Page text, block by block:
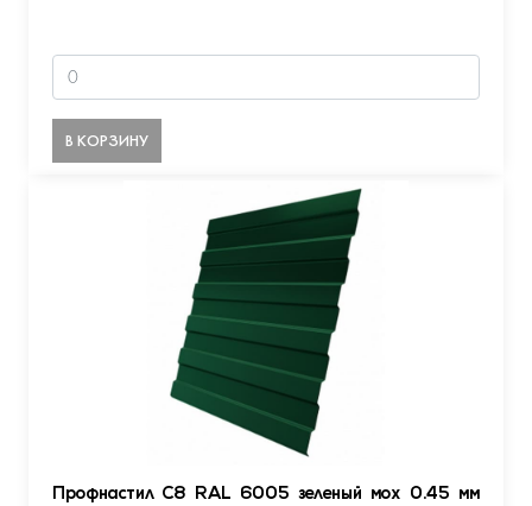
В КОРЗИНУ
Профнастил С8 RAL 6005 зеленый мох 0.45 мм